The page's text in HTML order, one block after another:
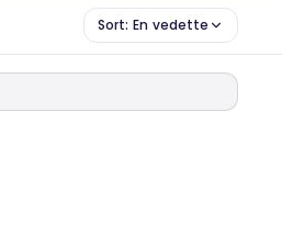
Sort: En vedette